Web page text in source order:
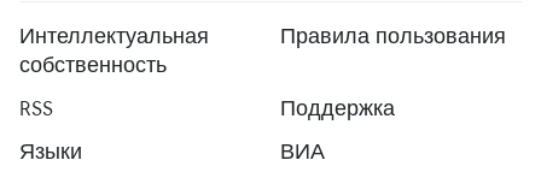
Интеллектуальная
собственность
Правила пользования
RSS
Поддержка
Языки
ВИА